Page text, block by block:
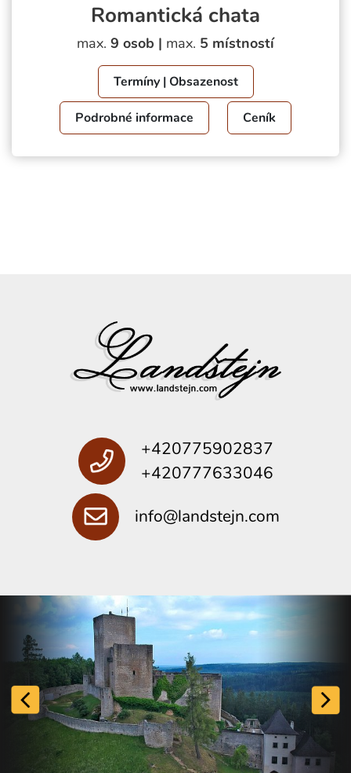
Romantická chata
max. 9 osob | max. 5 místností
Termíny | Obsazenost
Podrobné informace Ceník
+420775902837
+420777633046
info@landstejn.com